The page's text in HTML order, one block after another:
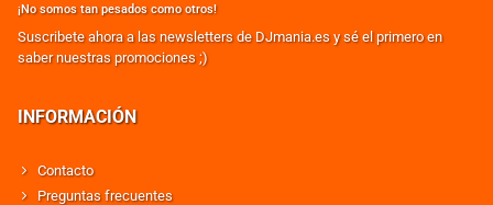
¡No somos tan pesados como otros!
Suscribete ahora a las newsletters de DJmania.es y sé el primero en
saber nuestras promociones ;)
INFORMACIÓN
Contacto
Preguntas frecuentes